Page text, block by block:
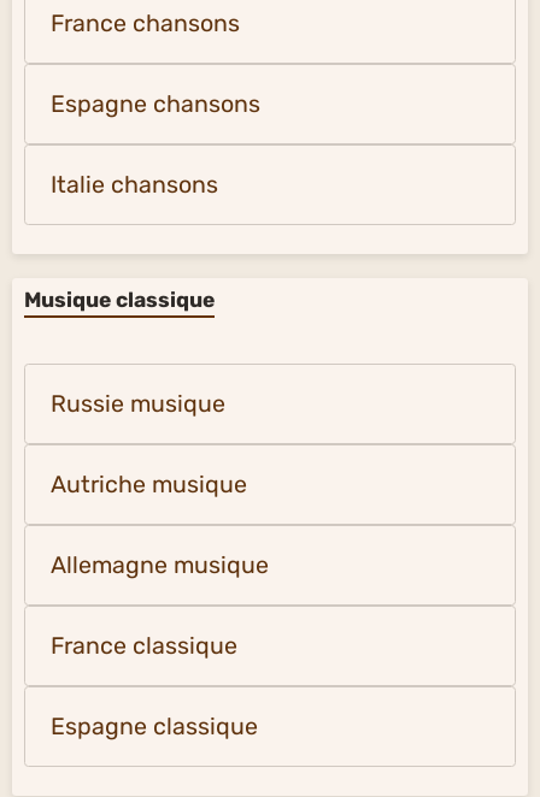
France chansons
Espagne chansons
Italie chansons
Musique classique
Russie musique
Autriche musique
Allemagne musique
France classique
Espagne classique